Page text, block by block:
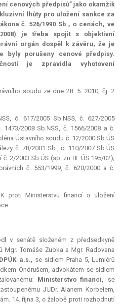
cenových předpisů" jako okamžik
lhůty pro uložení sankce za
č. 526/1990 Sb., o cenách, ve
je třeba spojit s objektivní
orgán dospěl k závěru, že je
byly porušeny cenové předpisy.
je zpravidla vyhotovení
soudu ze dne 28. 5. 2010, čj. 2
č. 617/2005 Sb.NSS, č. 627/2005
1473/2008 Sb.NSS, č. 1566/2008 a č.
Ústavního soudu č. 12/2000 Sb.ÚS
č. 78/2001 Sb., č. 110/2007 Sb.ÚS
2/2003 Sb.ÚS (sp. zn. III. ÚS 195/02);
č. 553/1999, č. 620/2000 a č.
proti Ministerstvu financí o uložení
v senátě složeném z předsedkyně
Tomáše Zubka a Mgr. Radovana
DPÚK a.s., se sídlem Praha 5, Lumiérů
Ondrušem, advokátem se sídlem
Ministerstvo financí, se
JUDr. Alanem Korbelem,
14. října 3, o žalobě proti rozhodnutí